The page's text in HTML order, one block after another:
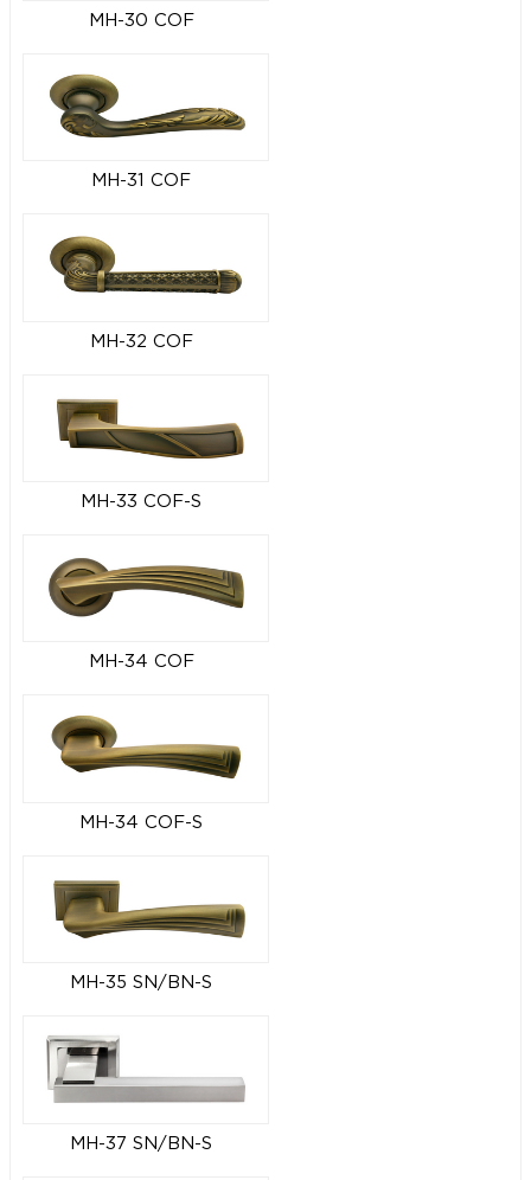
MH-30 COF
MH-31 COF
MH-32 COF
MH-33 COF-S
MH-34 COF
MH-34 COF-S
MH-35 SN/BN-S
MH-37 SN/BN-S